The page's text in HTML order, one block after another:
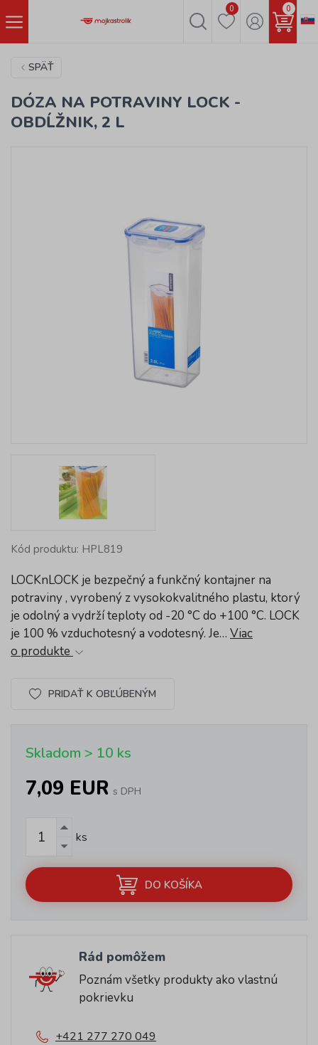
0 0
SPÄŤ
DÓZA NA POTRAVINY LOCK -
OBDĹŽNIK, 2 L
Kód produktu: HPL819
LOCKnLOCK je bezpečný a funkčný kontajner na
potraviny , vyrobený z vysokokvalitného plastu, ktorý
je odolný a vydrží teploty od -20 °C do +100 °C. LOCK
je 100 % vzduchotesný a vodotesný. Je… Viac
o produkte
PRIDAŤ K OBĽÚBENÝM
Skladom > 10 ks
7,09 EUR s DPH
ks
DO KOŠÍKA
Rád pomôžem
Poznám všetky produkty ako vlastnú
pokrievku
+421 277 270 049